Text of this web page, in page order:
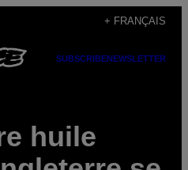
+ FRANÇAIS
SUBSCRIBENEWSLETTER
huile